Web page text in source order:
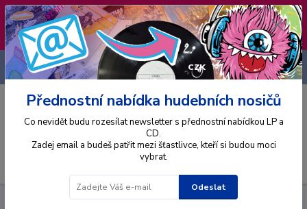
❣️ Od 4.8. do 13.8. čerpám dovolenou. Datum
expedice objednávek se posouvá na pátek
14.8.2026 🐋
CZK
+420 725 736 293
(Po-Pá, 8 - 16 hod.)
Gramodesky
Otakar Ostrčil, Libuše Márová, The Czech
Přednostní nabídka hudebních nosičů
Co nevidět budu rozesílat newsletter s přednostní nabídkou LP a
CD.
Zadej email a budeš patřit mezi šťastlivce, kteří si budou moci
vybrat.
Odeslat